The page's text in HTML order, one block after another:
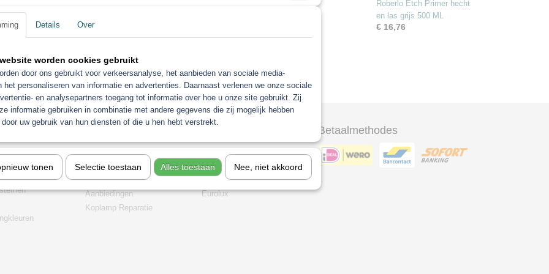
Roberlo Etch Primer hecht
en las grijs 500 ML
€ 16,76
Motip
Troton
Aanbiedingen
Koplamp Reparatie
Sagola verfspuitpistool
stofzuigers
Eurolux
Betaalmethodes
Details Over
worden cookies gebruikt
door ons gebruikt voor verkeersanalyse, het aanbieden van sociale media-
het personaliseren van informatie en advertenties. Daarnaast verlenen we onze sociale
en analysepartners toegang tot informatie over hoe u onze site gebruikt. Zij
informatie gebruiken in combinatie met andere gegevens die zij mogelijk hebben
uw gebruik van hun diensten of die u hen hebt verstrekt.
tonen Selectie toestaan Alles toestaan Nee, niet akkoord